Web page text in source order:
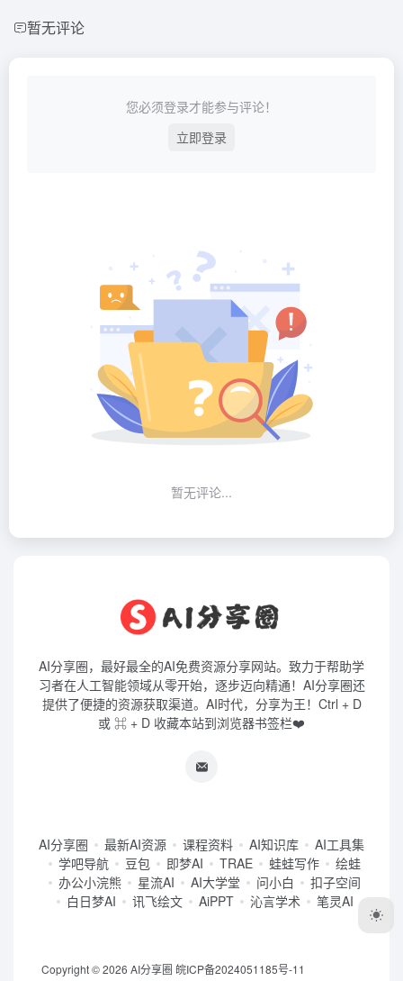
暂无评论
您必须登录才能参与评论！
立即登录
暂无评论...
AI分享圈，最好最全的AI免费资源分享网站。致力于帮助学
习者在人工智能领域从零开始，逐步迈向精通！AI分享圈还
提供了便捷的资源获取渠道。AI时代，分享为王！Ctrl + D
或 ⌘ + D 收藏本站到浏览器书签栏❤️
AI分享圈 最新AI资源 课程资料 AI知识库
AI工具集
学吧导航
豆包 即梦AI TRAE 蛙蛙写作
绘蛙
办公小浣熊
星流AI AI大学堂 问小白
扣子空间
白日梦AI
讯飞绘文 AiPPT 沁言学术 笔灵AI
Copyright © 2026 AI分享圈 皖ICP备2024051185号-11